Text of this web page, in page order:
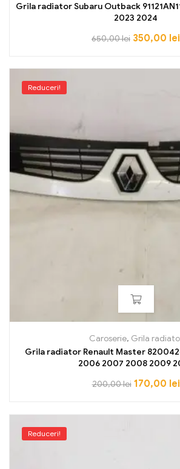
Grila radiator Subaru Outback
2023 2024
650,00lei 350,00 lei
Reduceri!
Caroserie, Grila
Grila radiator Renault Master
2006 2007 2008 2009
200,00lei 170,00 lei
Reduceri!